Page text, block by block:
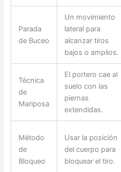
Parada
de Buceo
Un movimiento
lateral para
alcanzar tiros
bajos o amplios.
Técnica
de
Mariposa
El portero cae al
suelo con las
piernas
extendidas.
Método
de
Bloqueo
Usar la posición
del cuerpo para
bloquear el tiro.